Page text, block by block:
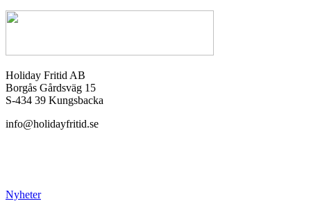
Holiday Fritid AB
Borgås Gårdsväg 15
S-434 39 Kungsbacka
info@holidayfritid.se
Nyheter